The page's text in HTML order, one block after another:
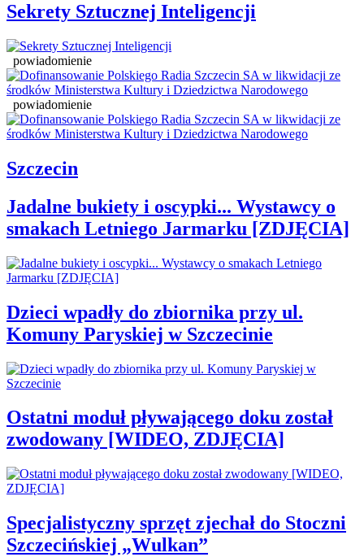
Sekrety Sztucznej Inteligencji
powiadomienie
powiadomienie
Szczecin
Jadalne bukiety i oscypki... Wystawcy o
smakach Letniego Jarmarku [ZDJĘCIA]
Dzieci wpadły do zbiornika przy ul.
Komuny Paryskiej w Szczecinie
Ostatni moduł pływającego doku został
zwodowany [WIDEO, ZDJĘCIA]
Specjalistyczny sprzęt zjechał do Stoczni
Szczecińskiej „Wulkan”